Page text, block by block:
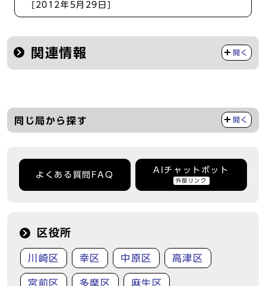
[2012年5月29日]
関連情報 開く
同じ局から探す 開く
よくある質問FAQ
AIチャットボット
外部リンク
区役所
川崎区 幸区 中原区 高津区
宮前区 多摩区 麻生区